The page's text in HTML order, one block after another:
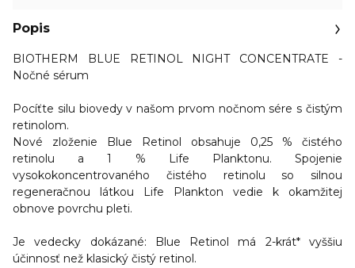
Popis
BIOTHERM BLUE RETINOL NIGHT CONCENTRATE -
Nočné sérum
Pocíťte silu biovedy v našom prvom nočnom sére s čistým
retinolom.
Nové zloženie Blue Retinol obsahuje 0,25 % čistého
retinolu a 1 % Life Planktonu. Spojenie
vysokokoncentrovaného čistého retinolu so silnou
regeneračnou látkou Life Plankton vedie k okamžitej
obnove povrchu pleti.
Je vedecky dokázané: Blue Retinol má 2-krát* vyššiu
účinnosť než klasický čistý retinol.